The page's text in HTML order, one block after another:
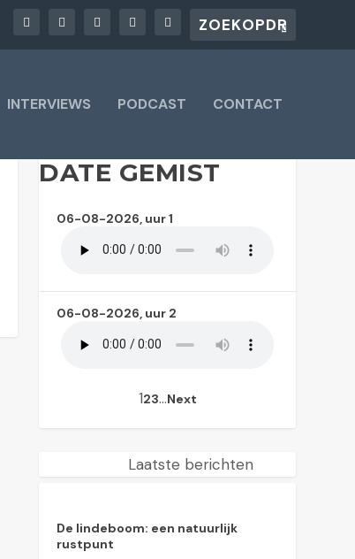
INTERVIEWS PODCAST CONTACT
DATE GEMIST
06-08-2026, uur 1
06-08-2026, uur 2
123…Next
Laatste berichten
De lindeboom: een natuurlijk
rustpunt